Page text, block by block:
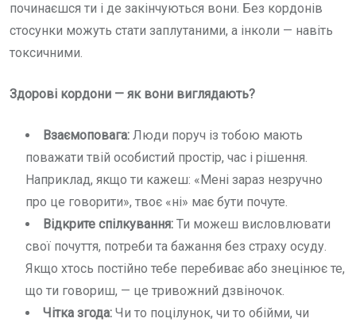
починаєшся ти і де закінчуються вони. Без кордонів
стосунки можуть стати заплутаними, а інколи — навіть
токсичними.
Здорові кордони — як вони виглядають?
Взаємоповага: Люди поруч із тобою мають
поважати твій особистий простір, час і рішення.
Наприклад, якщо ти кажеш: «Мені зараз незручно
про це говорити», твоє «ні» має бути почуте.
Відкрите спілкування: Ти можеш висловлювати
свої почуття, потреби та бажання без страху осуду.
Якщо хтось постійно тебе перебиває або знецінює те,
що ти говориш, — це тривожний дзвіночок.
Чітка згода: Чи то поцілунок, чи то обійми, чи